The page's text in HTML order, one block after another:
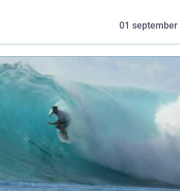
01 september